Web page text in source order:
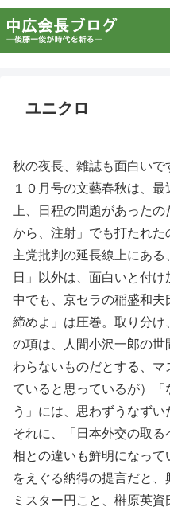
ユニクロ
秋の夜長、雑誌も面白いで
１０月号の文藝春秋は、
上、日程の問題があった
から、注射」でも打たれ
主党批判の延長線上にあ
日」以外は、面白いと付け
中でも、京セラの稲盛和
締めよ」は圧巻。取り分
の項は、人間小沢一郎の
わらないものだとする、
ていると思っているが）
う」には、思わずうなずい
それに、「日本外交の取
相との違いも鮮明になっ
をえぐる納得の提言だと、
ミスター円こと、榊原英